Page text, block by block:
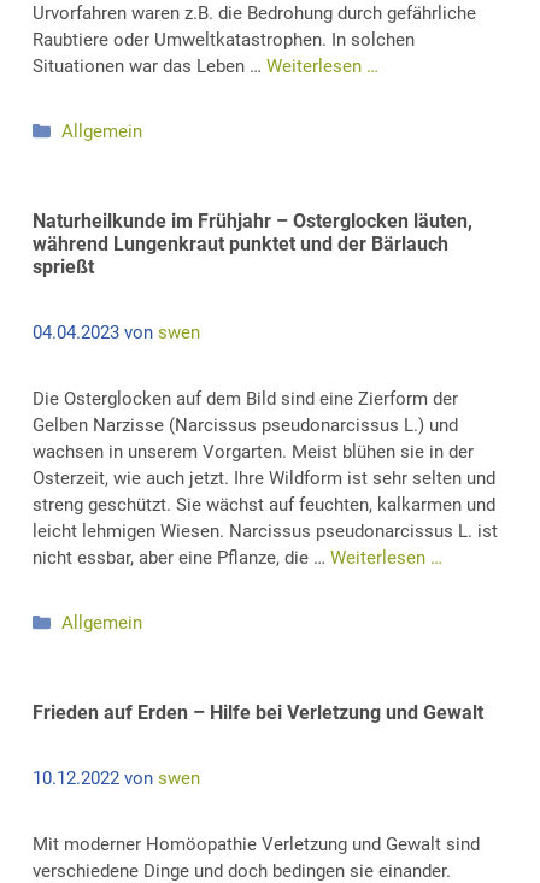
Urvorfahren waren z.B. die Bedrohung durch gefährliche
Raubtiere oder Umweltkatastrophen. In solchen
Situationen war das Leben … Weiterlesen …
Kategorien
Allgemein
Naturheilkunde im Frühjahr – Osterglocken läuten,
während Lungenkraut punktet und der Bärlauch
sprießt
04.04.2023 von swen
Die Osterglocken auf dem Bild sind eine Zierform der
Gelben Narzisse (Narcissus pseudonarcissus L.) und
wachsen in unserem Vorgarten. Meist blühen sie in der
Osterzeit, wie auch jetzt. Ihre Wildform ist sehr selten und
streng geschützt. Sie wächst auf feuchten, kalkarmen und
leicht lehmigen Wiesen. Narcissus pseudonarcissus L. ist
nicht essbar, aber eine Pflanze, die … Weiterlesen …
Kategorien
Allgemein
Frieden auf Erden – Hilfe bei Verletzung und Gewalt
10.12.2022 von swen
Mit moderner Homöopathie Verletzung und Gewalt sind
verschiedene Dinge und doch bedingen sie einander.